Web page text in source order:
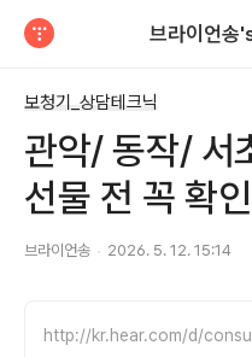
브라이언
보청기_상담테크닉
관악/ 동작/ 서
선물 전 꼭 확
브라이언송 2026. 5. 12. 15:14
http://kr.hear.com/d/